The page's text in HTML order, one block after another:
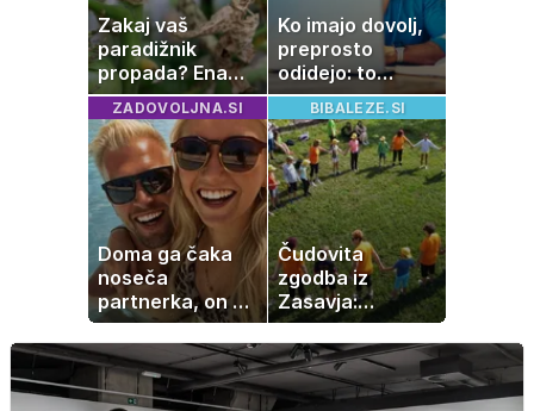
Zakaj vaš
paradižnik
propada? Ena
napaka lahko
uniči rastline –
tako jih rešite
Ko imajo dovolj,
preprosto
odidejo: to
znamenje
najpogosteje da
odpoved
ZADOVOLJNA.SI
Doma ga čaka
noseča
partnerka, on pa
dopustuje z
drugo
BIBALEZE.SI
Čudovita
zgodba iz
Zasavja:
otrokom
podarjajo nekaj,
česar ni mogoče
kupiti